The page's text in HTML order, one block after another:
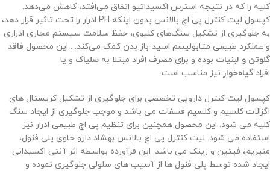
کلیه را که در نتیجه استرس اکسیداتیو اتفاق می‌افتد، کاهش می‌دهد.
کپسول لیت کنترل پی اچ بالانس بدون اینکه PH ادرار را تحت تاثیر قرار دهد،
به جلوگیری از تشکیل سنگ‌های کلیوی، حفظ سلامت سیستم مجاری ادراری
و عملکرد طبیعی متابولیسم اسید-باز بدن کمک می‌کند. . این محصول فاقد
گلوتن و لبنیات بوده و برای مصرف افراد مبتلا به سلیاک و یا
افرادگیاه‌خوار نیز مناسب است.
کپسول لیت کنترل دارویی تخصصی برای جلوگیری از تشکیل کریستال های
اگزالات کلسیم و کلسیم فسفات می باشد و موجب جلوگیری از ایجاد سنگ
کلیه می شود. این محصول همچنین برای تنظیم پی اچ طبیعی ادرار نیز
استفاده می شود. لیت کنترل پی اچ بالانس بهشاد دارو حاوی پلی فنول،
منیزیم، فیتین و زینک می باشد. این فرآورده بواسطه اثر آنتی اکسیدانی
ایجاد شده توسط پلی فنول ها از آسیب های سلولی جلوگیری نموده و